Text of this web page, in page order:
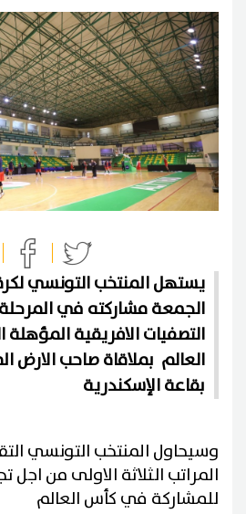
يستهل المنتخب التونسي
الجمعة مشاركته في
التصفيات الافريقية
العالم بملاقاة صاحب الارض
بقاعة الإسكندرية
وسيحاول المنتخب التونسي
المراتب الثلاثة الاولى من اجل
للمشاركة في كأس العالم